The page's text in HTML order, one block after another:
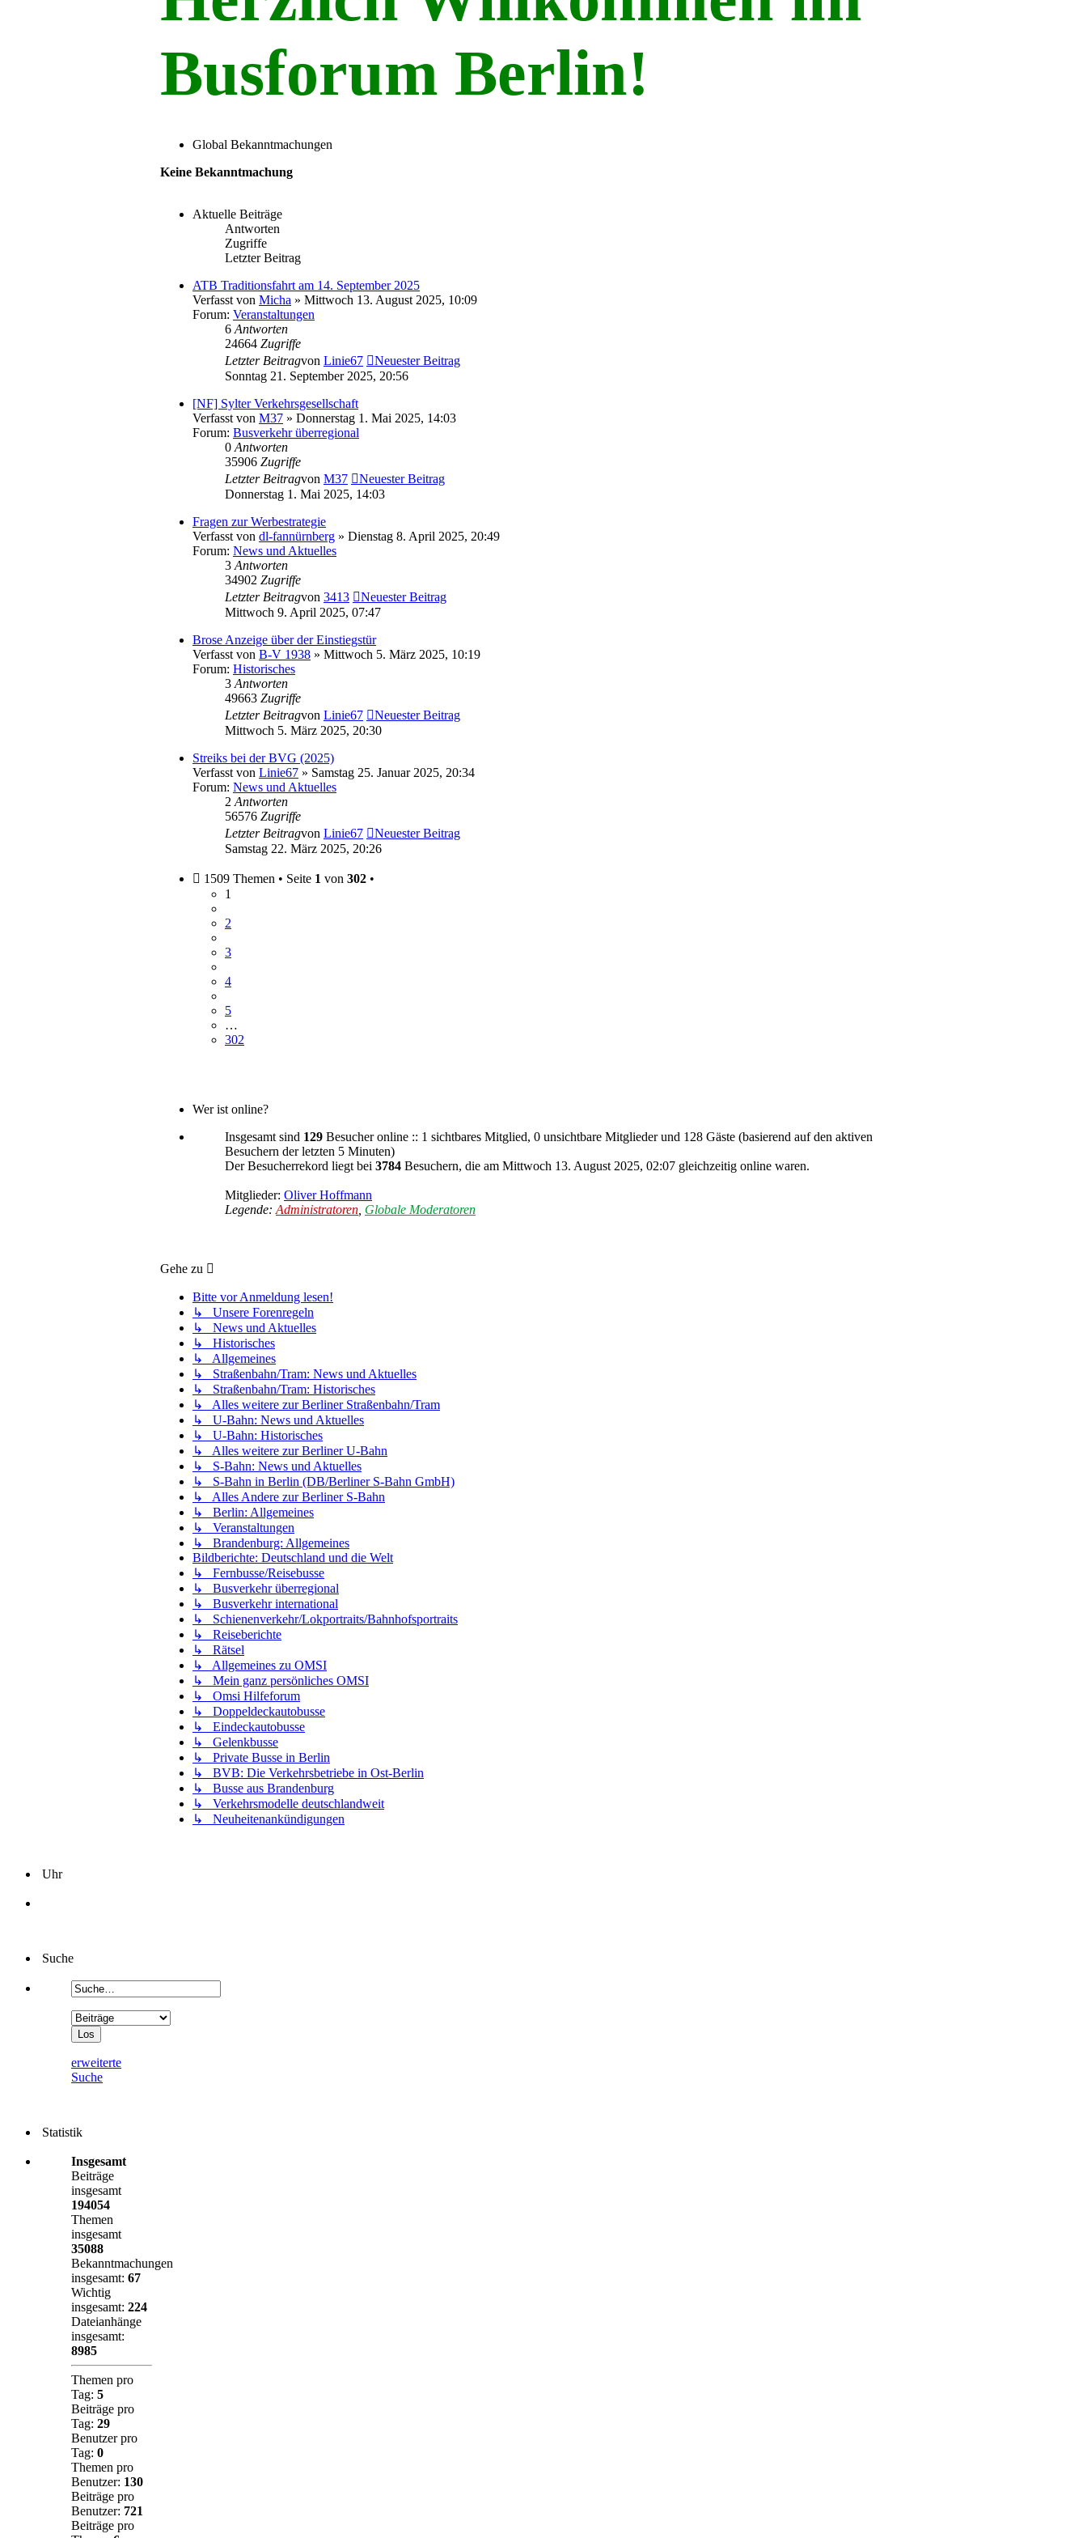
Busforum Berlin!
Global Bekanntmachungen
Keine Bekanntmachung
Aktuelle Beiträge
Antworten
Zugriffe
Letzter Beitrag
ATB Traditionsfahrt am 14. September 2025
Verfasst von Micha » Mittwoch 13. August 2025, 10:09
Forum: Veranstaltungen
6 Antworten
24664 Zugriffe
Letzter Beitragvon Linie67
Neuester Beitrag
Sonntag 21. September 2025, 20:56
[NF] Sylter Verkehrsgesellschaft
Verfasst von M37 » Donnerstag 1. Mai 2025, 14:03
Forum: Busverkehr überregional
0 Antworten
35906 Zugriffe
Letzter Beitragvon M37
Neuester Beitrag
Donnerstag 1. Mai 2025, 14:03
Fragen zur Werbestrategie
Verfasst von dl-fannürnberg » Dienstag 8. April 2025, 20:49
Forum: News und Aktuelles
3 Antworten
34902 Zugriffe
Letzter Beitragvon 3413
Neuester Beitrag
Mittwoch 9. April 2025, 07:47
Brose Anzeige über der Einstiegstür
Verfasst von B-V 1938 » Mittwoch 5. März 2025, 10:19
Forum: Historisches
3 Antworten
49663 Zugriffe
Letzter Beitragvon Linie67
Neuester Beitrag
Mittwoch 5. März 2025, 20:30
Streiks bei der BVG (2025)
Verfasst von Linie67 » Samstag 25. Januar 2025, 20:34
Forum: News und Aktuelles
2 Antworten
56576 Zugriffe
Letzter Beitragvon Linie67
Neuester Beitrag
Samstag 22. März 2025, 20:26
1509 Themen • Seite 1 von 302 •
1
2
3
4
5
…
302
Wer ist online?
Insgesamt sind 129 Besucher online :: 1 sichtbares Mitglied, 0 unsichtbare Mitglieder und 128 Gäste (basierend auf den aktiven
Besuchern der letzten 5 Minuten)
Der Besucherrekord liegt bei 3784 Besuchern, die am Mittwoch 13. August 2025, 02:07 gleichzeitig online waren.
Mitglieder: Oliver Hoffmann
Legende: Administratoren Globale Moderatoren
Gehe zu
Bitte vor Anmeldung lesen!
↳ Unsere Forenregeln
↳ News und Aktuelles
↳ Historisches
↳ Allgemeines
↳ Straßenbahn/Tram: News und Aktuelles
↳ Straßenbahn/Tram: Historisches
↳ Alles weitere zur Berliner Straßenbahn/Tram
↳ U-Bahn: News und Aktuelles
↳ U-Bahn: Historisches
↳ Alles weitere zur Berliner U-Bahn
↳ S-Bahn: News und Aktuelles
↳ S-Bahn in Berlin (DB/Berliner S-Bahn GmbH)
↳ Alles Andere zur Berliner S-Bahn
↳ Berlin: Allgemeines
↳ Veranstaltungen
↳ Brandenburg: Allgemeines
Bildberichte: Deutschland und die Welt
↳ Fernbusse/Reisebusse
↳ Busverkehr überregional
↳ Busverkehr international
↳ Schienenverkehr/Lokportraits/Bahnhofsportraits
↳ Reiseberichte
↳ Rätsel
↳ Allgemeines zu OMSI
↳ Mein ganz persönliches OMSI
↳ Omsi Hilfeforum
↳ Doppeldeckautobusse
↳ Eindeckautobusse
↳ Gelenkbusse
↳ Private Busse in Berlin
↳ BVB: Die Verkehrsbetriebe in Ost-Berlin
↳ Busse aus Brandenburg
↳ Verkehrsmodelle deutschlandweit
↳ Neuheitenankündigungen
Uhr
Suche
erweiterte
Suche
Statistik
Insgesamt
Beiträge
insgesamt
194054
Themen
insgesamt
35088
Bekanntmachungen
insgesamt: 67
Wichtig
insgesamt: 224
Dateianhänge
insgesamt:
8985
Themen pro
Tag: 5
Beiträge pro
Tag: 29
Benutzer pro
Tag: 0
Themen pro
Benutzer: 130
Beiträge pro
Benutzer: 721
Beiträge pro